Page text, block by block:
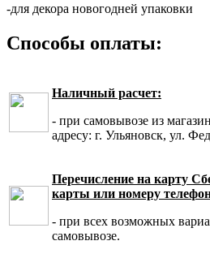
-для декора новогодней упаковки
Способы оплаты:
Наличный расчет:
- при самовывозе из
адресу: г. Ульяновск, ул.
Перечисление на карту
карты или номеру
- при всех возможных
самовывозе.